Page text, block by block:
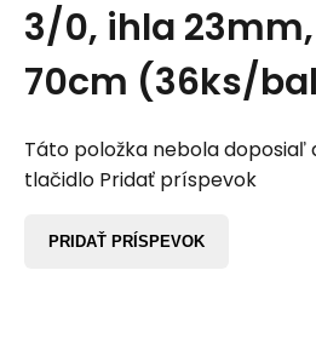
3/0, ihla
70cm (36ks/
Táto položka nebola
tlačidlo Pridať príspevok
PRIDAŤ PRÍSPEVOK